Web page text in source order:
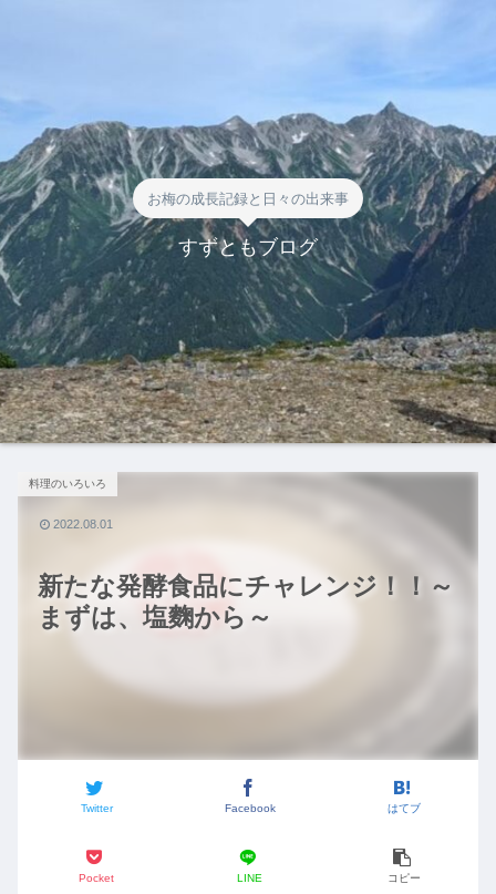
お梅の成長記録と日々の出来事
すずともブログ
新たな発酵食品にチャレンジ！！～
まずは、塩麴から～
料理のいろいろ
Twitter Facebook はてブ
Pocket LINE コピー
2022.08.01